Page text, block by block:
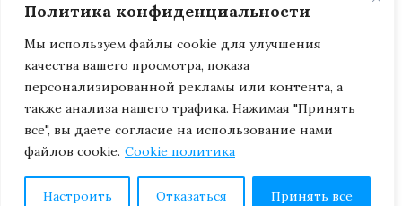
Политика конфиденциальности
Мы используем файлы cookie для улучшения
качества вашего просмотра, показа
персонализированной рекламы или контента, а
также анализа нашего трафика. Нажимая "Принять
все", вы даете согласие на использование нами
файлов cookie. Cookie политика
Настроить Отказаться Принять все
ДИРЕКТОР.